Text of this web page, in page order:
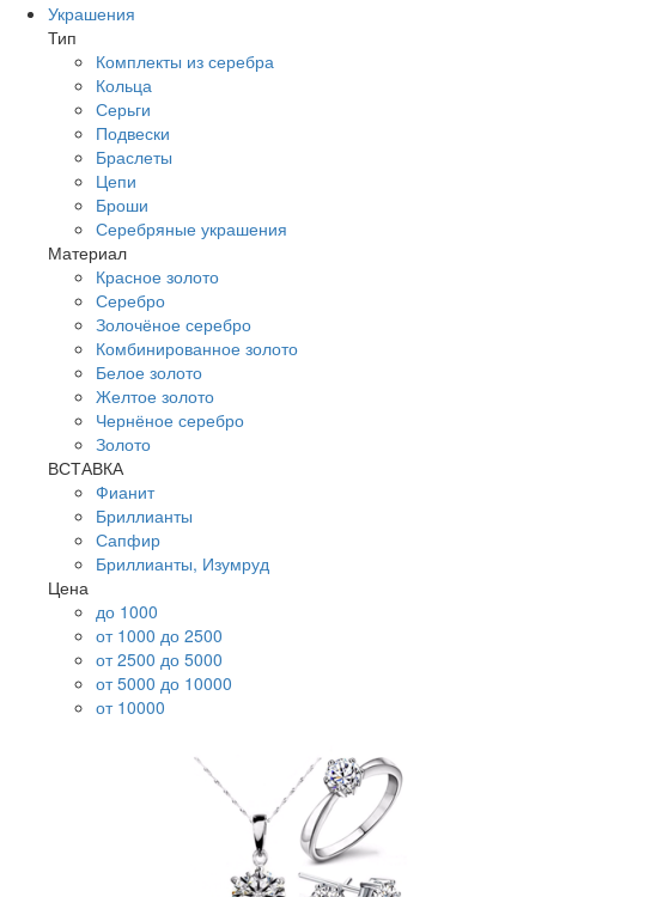
Украшения
Тип
Комплекты из серебра
Кольца
Серьги
Подвески
Браслеты
Цепи
Броши
Серебряные украшения
Материал
Красное золото
Серебро
Золочёное серебро
Комбинированное золото
Белое золото
Желтое золото
Чернёное серебро
Золото
ВСТАВКА
Фианит
Бриллианты
Сапфир
Бриллианты, Изумруд
Цена
до 1000
от 1000 до 2500
от 2500 до 5000
от 5000 до 10000
от 10000